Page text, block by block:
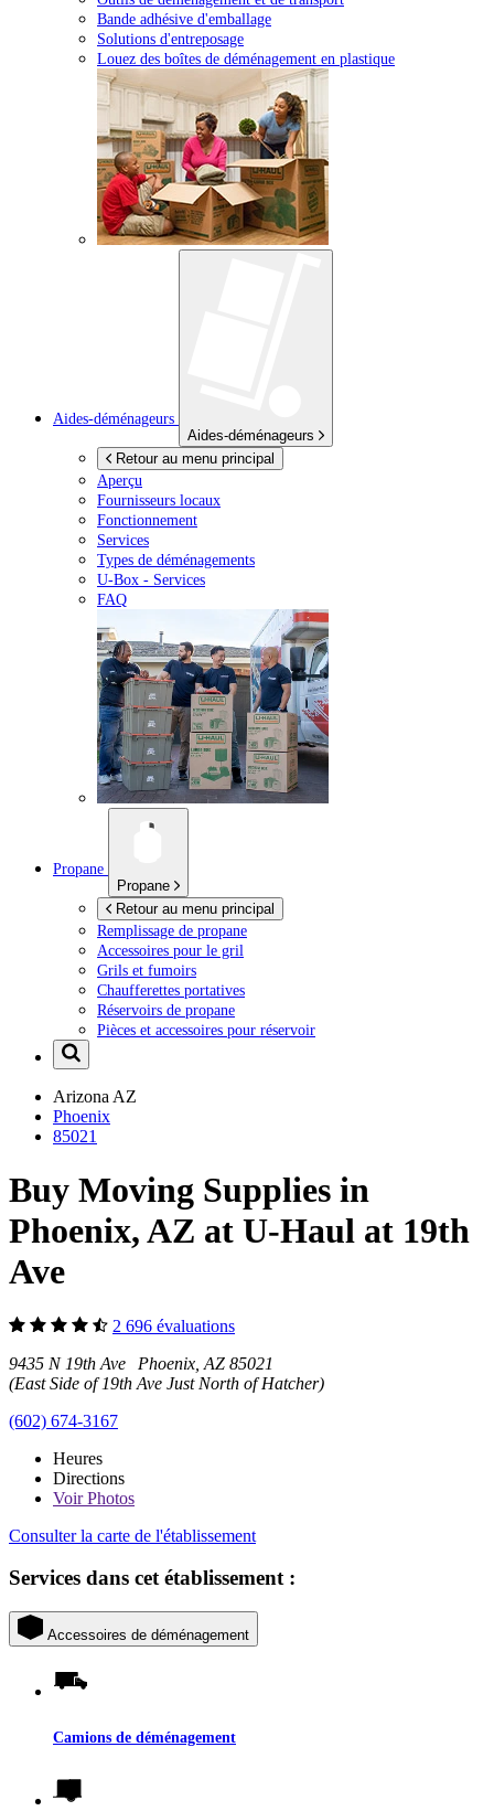
Bande adhésive d'emballage
Solutions d'entreposage
Louez des boîtes de déménagement en plastique
Aides-déménageurs
Aides-déménageurs
Retour au menu principal
Aperçu
Fournisseurs locaux
Fonctionnement
Services
Types de déménagements
U-Box - Services
FAQ
Propane
Propane
Retour au menu principal
Remplissage de propane
Accessoires pour le gril
Grils et fumoirs
Chaufferettes portatives
Réservoirs de propane
Pièces et accessoires pour réservoir
Arizona AZ
Phoenix
85021
Buy Moving Supplies in
Phoenix, AZ at U-Haul at 19th
Ave
2 696 évaluations
9435 N 19th Ave Phoenix, AZ 85021
(East Side of 19th Ave Just North of Hatcher)
(602) 674-3167
Heures
Directions
VoirPhotos
Consulter la carte de l'établissement
Services dans cet établissement :
Accessoires de déménagement
Camions de déménagement